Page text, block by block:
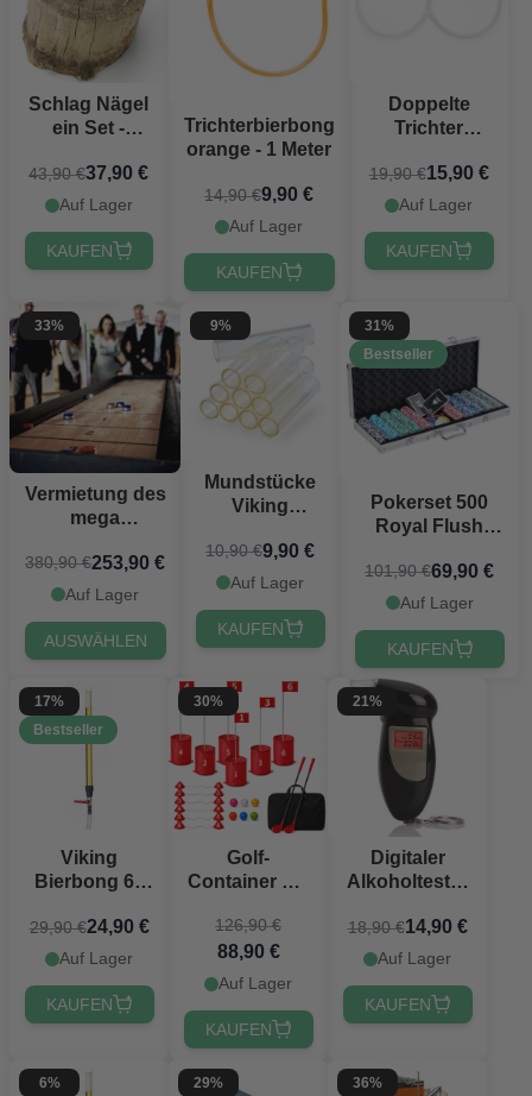
Schlag Nägel
ein Set -
Eisenkette
und Schraube
43,90 €37,90 €
Auf Lager
KAUFEN
Trichterbierbong
orange - 1 Meter
14,90 €9,90 €
Auf Lager
KAUFEN
Doppelte
Trichter
Deluxe
19,90 €15,90 €
Auf Lager
KAUFEN
33%
Vermietung des
mega
Deluxe 280x75
cm
380,90 €253,90 €
Auf Lager
AUSWÄHLEN
9%
Mundstücke
Viking
Bierpong 10x
10,90 €9,90 €
Auf Lager
KAUFEN
31%
Bestseller
Pokerset 500
Royal Flush
Aluminiumkoffer
Low Stakes
101,90 €69,90 €
Auf Lager
KAUFEN
17%
Bestseller
Viking
Bierbong 67
PartyVikings®
29,90 €24,90 €
Auf Lager
KAUFEN
30%
Golf-
Container mit
6-Loch-
Golfplatz-Set
126,90 €
88,90 €
Auf Lager
KAUFEN
21%
Digitaler
Alkoholtester
Mundstücken
18,90 €14,90 €
Auf Lager
KAUFEN
6%
29%
36%